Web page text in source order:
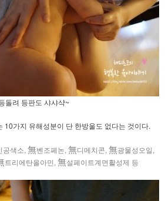
돌려 등판도 샤샤샥~
10가지 유해성분이 단 한방울도 없다는 것이다.
공색소, 無벤조페논, 無디메치콘, 無광물성오일,
트리에탄올아민, 無설페이트계면활성제 등